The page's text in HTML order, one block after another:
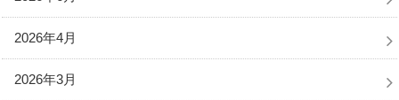
2026年4月
2026年3月